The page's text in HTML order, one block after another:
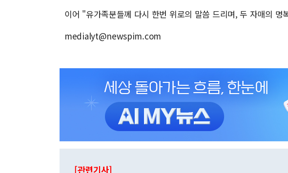
이어 "유가족분들께 다시 한번 위로의 말씀 드리며, 두 자매의
medialyt@newspim.com
[관련기사]